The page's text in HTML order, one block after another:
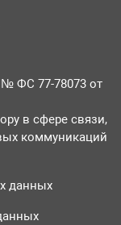
ФС 77-78073 от
в сфере связи,
коммуникаций
данных